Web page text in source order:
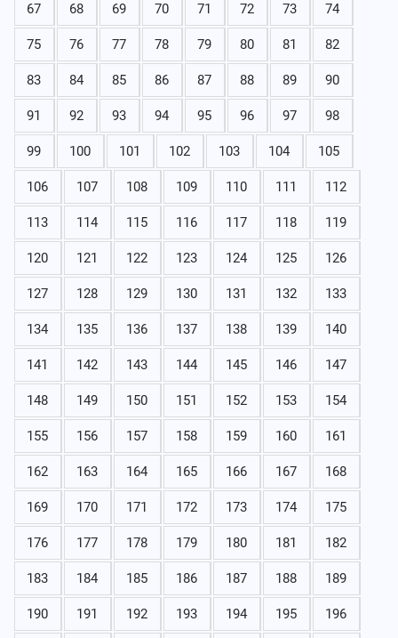
67 68 69 70 71 72 73 74
75 76 77 78 79 80 81 82
83 84 85 86 87 88 89 90
91 92 93 94 95 96 97 98
99 100 101 102 103 104 105
106 107 108 109 110 111 112
113 114 115 116 117 118 119
120 121 122 123 124 125 126
127 128 129 130 131 132 133
134 135 136 137 138 139 140
141 142 143 144 145 146 147
148 149 150 151 152 153 154
155 156 157 158 159 160 161
162 163 164 165 166 167 168
169 170 171 172 173 174 175
176 177 178 179 180 181 182
183 184 185 186 187 188 189
190 191 192 193 194 195 196